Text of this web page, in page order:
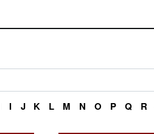
I J K L M N O P Q R